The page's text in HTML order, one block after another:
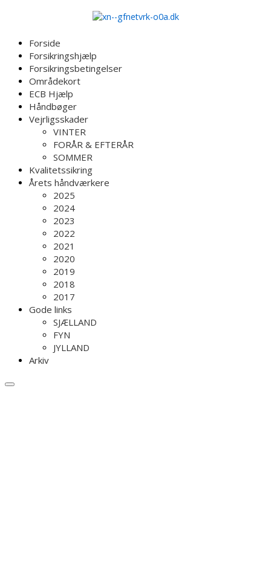
Forside
Forsikringshjælp
Forsikringsbetingelser
Områdekort
ECB Hjælp
Håndbøger
Vejrligsskader
VINTER
FORÅR & EFTERÅR
SOMMER
Kvalitetssikring
Årets håndværkere
2025
2024
2023
2022
2021
2020
2019
2018
2017
Gode links
SJÆLLAND
FYN
JYLLAND
Arkiv
Menu